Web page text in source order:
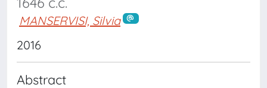
MANSERVISI, Silvia
2016
Abstract